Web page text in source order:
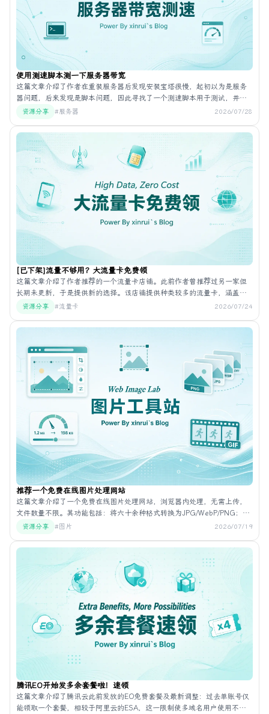
使用测速脚本测一下服务器带宽
这篇文章介绍了作者在重装服务器后发现安装宝塔很慢，起初以为是服务
器问题，后来发现是脚本问题，因此寻找了一个测速脚本用于测试，并记
录该脚本以便日后查找，文中还给出了测速脚本官网和测速结果示例。
资源分享 #服务器 2026/07/28
[已下架]流量不够用？大流量卡免费领
这篇文章介绍了作者推荐的一个流量卡店铺。此前作者曾推荐过另一家但
长期未更新，于是提供新的选择。该店铺提供种类较多的流量卡，涵盖不
同套餐，价格与性价比相较之前推荐更优。店铺由作者本人运营，客服由
资源分享 #流量卡 2026/07/24
推荐一个免费在线图片处理网站
这篇文章介绍了一个免费在线图片处理网站，浏览器内处理，无需上传，
文件数量不限。其功能包括：将六十余种格式转换为JPG/WebP/PNG；长
图、字幕、网格拼接；添加文字或图片水印及批量处理；调整尺寸与裁
JPG/WebP/PNG/SVG/GIF/APNG，可保留EXIF并按目标大小批量压缩；
读取EXIF；按裁切、分割线或网格分割图片。另提供GIF压缩、裁剪、合
并、互转与改尺寸，以及将视频转GIF并可剪辑与压缩。
资源分享 #图片 2026/07/19
腾讯EO开始发多余套餐啦！速领
这篇文章介绍了腾讯云此前发放的EO免费套餐及最新调整：过去单账号仅
能领取一个套餐，相较于阿里云的ESA，这一限制使多域名用户使用不